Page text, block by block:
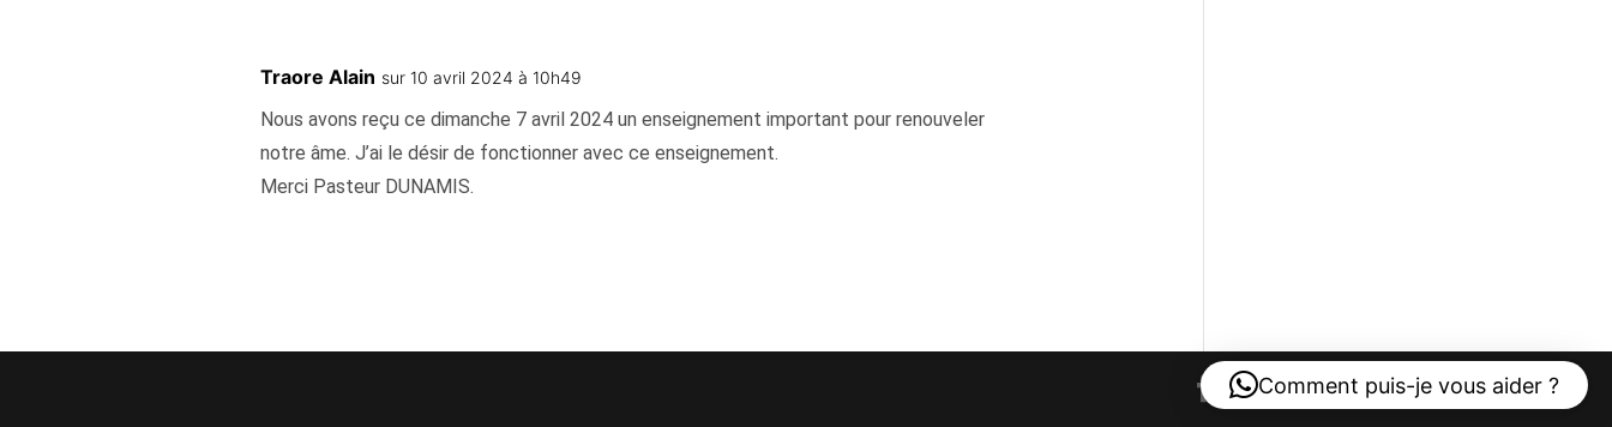
Traore Alain sur 10 avril 2024 à 10h49
Nous avons reçu ce dimanche 7 avril 2024 un enseignement important pour renouveler
notre âme. J’ai le désir de fonctionner avec ce enseignement.
Merci Pasteur DUNAMIS.
Comment puis-je vous aider ?